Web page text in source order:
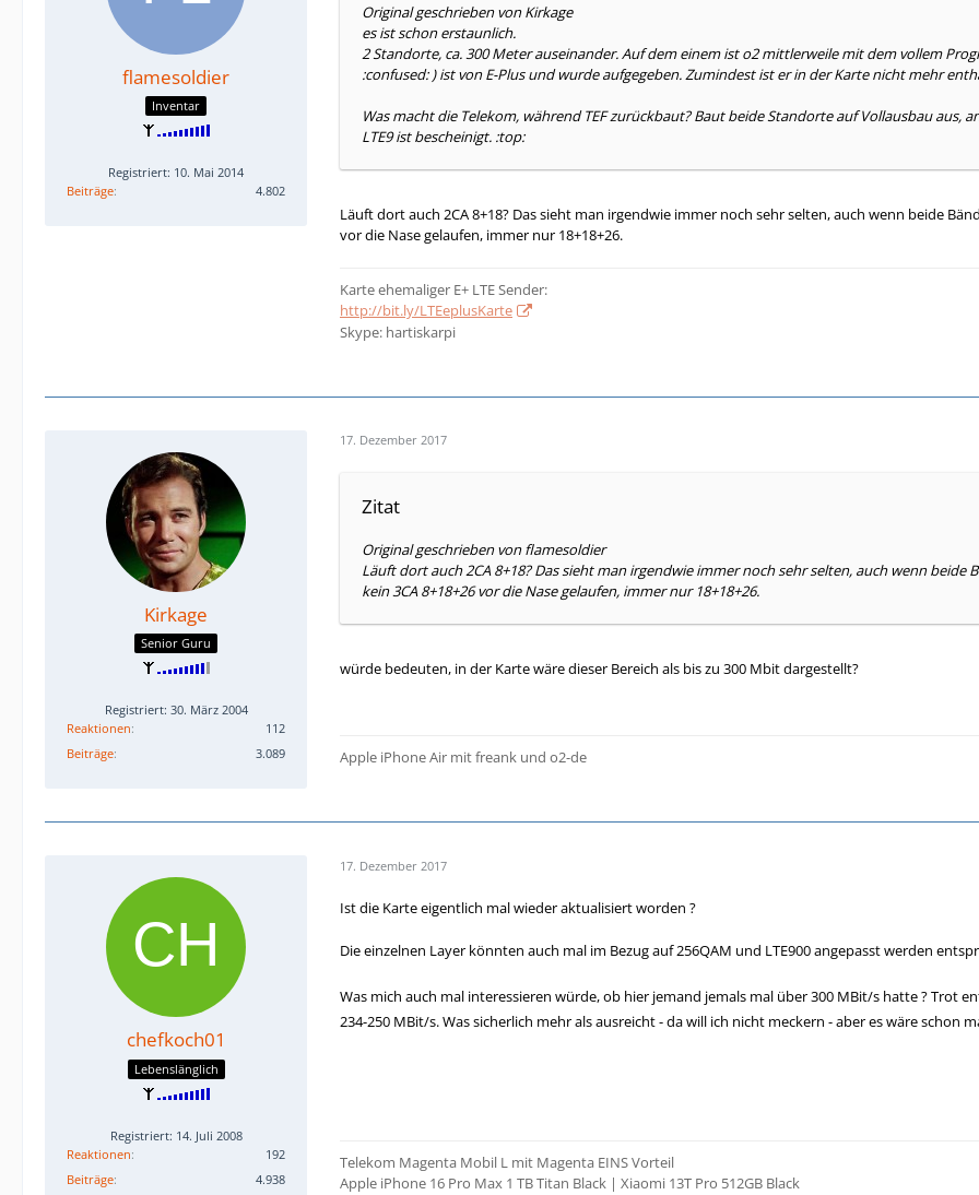
flamesoldier
Inventar
Registriert: 10. Mai 2014
Beiträge
4.802
Original geschrieben von Kirkage
es ist schon erstaunlich.
2 Standorte, ca. 300 Meter auseinander. Auf dem einem ist o2 mittlerweile mit dem vollem
:confused: ) ist von E-Plus und wurde aufgegeben. Zumindest ist er in der Karte nicht mehr
Was macht die Telekom, während TEF zurückbaut? Baut beide Standorte auf Vollausbau aus,
LTE9 ist bescheinigt. :top:
Läuft dort auch 2CA 8+18? Das sieht man irgendwie immer noch sehr selten, auch wenn beide
vor die Nase gelaufen, immer nur 18+18+26.
Karte ehemaliger E+ LTE Sender:
http://bit.ly/LTEeplusKarte
Skype: hartiskarpi
Kirkage
Senior Guru
Registriert: 30. März 2004
Reaktionen
112
Beiträge
3.089
17. Dezember 2017
Zitat
Original geschrieben von flamesoldier
Läuft dort auch 2CA 8+18? Das sieht man irgendwie immer noch sehr selten, auch wenn
kein 3CA 8+18+26 vor die Nase gelaufen, immer nur 18+18+26.
würde bedeuten, in der Karte wäre dieser Bereich als bis zu 300 Mbit dargestellt?
Apple iPhone Air mit freank und o2-de
chefkoch01
Lebenslänglich
Registriert: 14. Juli 2008
Reaktionen
192
Beiträge
4.938
17. Dezember 2017
Ist die Karte eigentlich mal wieder aktualisiert worden ?
Die einzelnen Layer könnten auch mal im Bezug auf 256QAM und LTE900 angepasst werden
Was mich auch mal interessieren würde, ob hier jemand jemals mal über 300 MBit/s hatte ? Trot
234-250 MBit/s. Was sicherlich mehr als ausreicht - da will ich nicht meckern - aber es wäre schon
Telekom Magenta Mobil L mit Magenta EINS Vorteil
Apple iPhone 16 Pro Max 1 TB Titan Black | Xiaomi 13T Pro 512GB Black